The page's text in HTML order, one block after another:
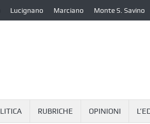
Lucignano Marciano Monte S. Savino
RUBRICHE OPINIONI